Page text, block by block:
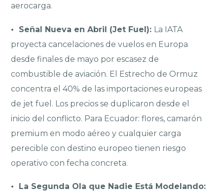
aerocarga.
• Señal Nueva en Abril (Jet Fuel): La IATA
proyecta cancelaciones de vuelos en Europa
desde finales de mayo por escasez de
combustible de aviación. El Estrecho de Ormuz
concentra el 40% de las importaciones europeas
de jet fuel. Los precios se duplicaron desde el
inicio del conflicto. Para Ecuador: flores, camarón
premium en modo aéreo y cualquier carga
perecible con destino europeo tienen riesgo
operativo con fecha concreta.
• La Segunda Ola que Nadie Está Modelando: